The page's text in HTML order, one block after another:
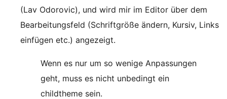
(Lav Odorovic), und wird mir im Editor über dem
Bearbeitungsfeld (Schriftgröße ändern, Kursiv, Links
einfügen etc.) angezeigt.
Wenn es nur um so wenige Anpassungen
geht, muss es nicht unbedingt ein
childtheme sein.